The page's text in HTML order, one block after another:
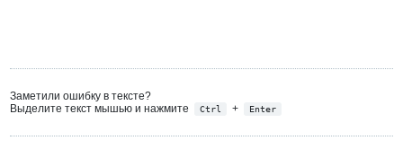
Заметили ошибку в тексте?
Выделите текст мышью и нажмите
Ctrl + Enter